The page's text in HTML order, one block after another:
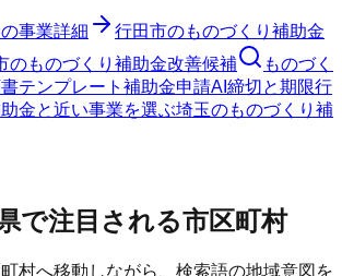
の事業詳細 行田市のものづくり補助金
のものづくり補助金改善候補
ものづく
テンプレート 補助金申請AI 締切と期限行
金と近い事業を選ぶ埼玉のものづくり補
で注目される市区町村
村へ移動しながら、検索語の地域意図を